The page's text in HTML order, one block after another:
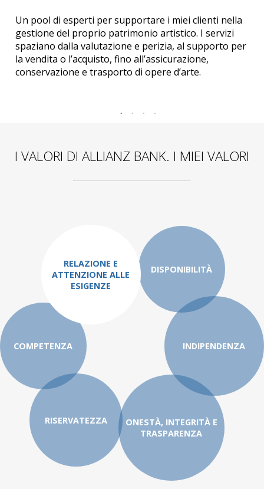
Un pool di esperti per supportare i miei clienti nella
gestione del proprio patrimonio artistico. I servizi
spaziano dalla valutazione e perizia, al supporto per
la vendita o l’acquisto, fino all’assicurazione,
conservazione e trasporto di opere d’arte.
I VALORI DI ALLIANZ BANK. I MIEI VALORI
RELAZIONE E
ATTENZIONE ALLE
ESIGENZE
DISPONIBILITÀ
INDIPENDENZA
ONESTÀ, INTEGRITÀ E
TRASPARENZA
RISERVATEZZA
COMPETENZA